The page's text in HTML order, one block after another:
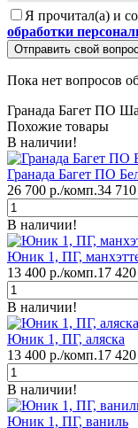
Я прочитал(а) и
обработки
Отправить свой вопрос
Пока нет вопросов
Гранада Багет ПО
Похожие товары
В наличии!
Гранада Багет ПО
26 700 р./комп.34
В наличии!
Юник 1, ПГ,
13 400 р./комп.17
В наличии!
Юник 1, ПГ, аляска
13 400 р./комп.17
В наличии!
Юник 1, ПГ, ваниль